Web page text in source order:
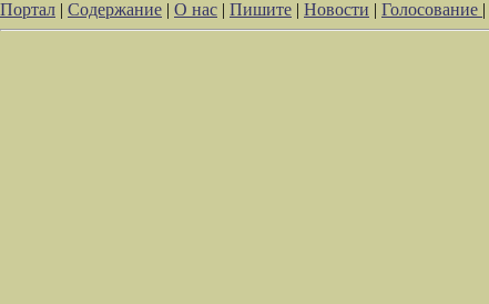
Портал | Содержание | О нас | Пишите | Новости | Голосование |